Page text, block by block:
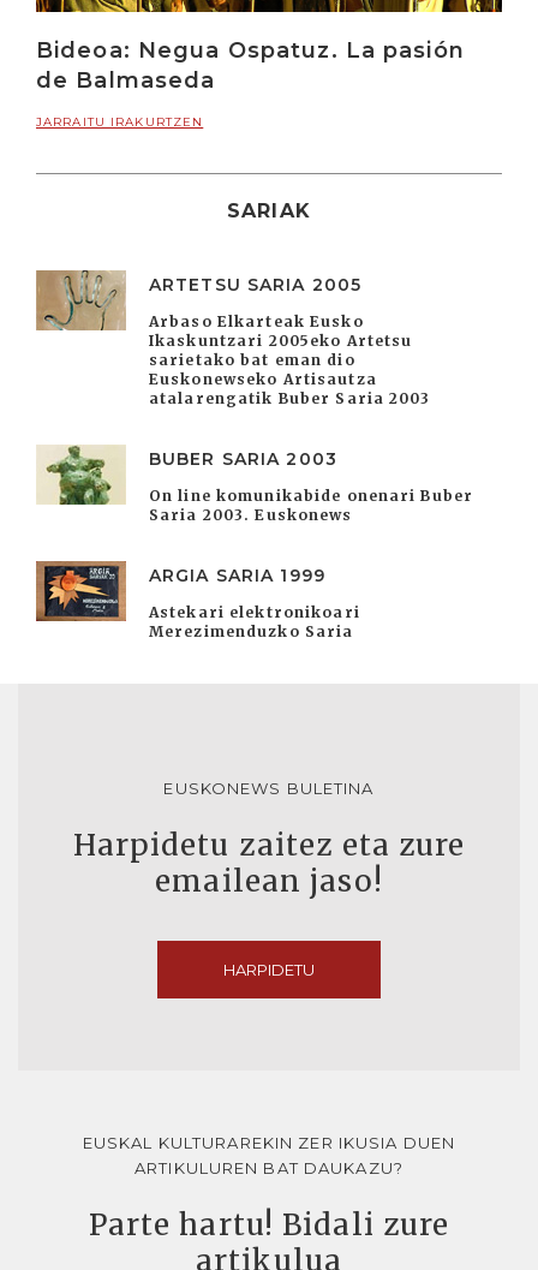
Bideoa: Negua Ospatuz. La pasión
de Balmaseda
JARRAITU IRAKURTZEN
SARIAK
ARTETSU SARIA 2005
Arbaso Elkarteak Eusko
Ikaskuntzari 2005eko Artetsu
sarietako bat eman dio
Euskonewseko Artisautza
atalarengatik Buber Saria 2003
BUBER SARIA 2003
On line komunikabide onenari Buber
Saria 2003. Euskonews
ARGIA SARIA 1999
Astekari elektronikoari
Merezimenduzko Saria
EUSKONEWS BULETINA
Harpidetu zaitez eta zure
emailean jaso!
HARPIDETU
EUSKAL KULTURAREKIN ZER IKUSIA DUEN
ARTIKULUREN BAT DAUKAZU?
Parte hartu! Bidali zure
artikulua